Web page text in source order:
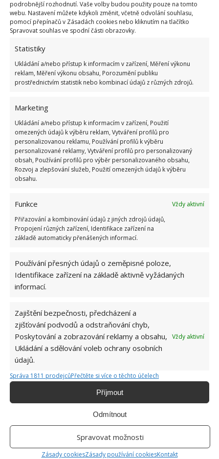
podrobnější rozhodnutí. Vaše volby budou použity pouze na tomto
webu. Nastavení můžete kdykoli změnit, včetně odvolání souhlasu,
pomocí přepínačů v Zásadách cookies nebo kliknutím na tlačítko
Spravovat souhlas ve spodní části obrazovky.
Statistiky
Ukládání a/nebo přístup k informacím v zařízení, Měření výkonu
reklam, Měření výkonu obsahu, Porozumění publiku
prostřednictvím statistik nebo kombinací údajů z různých zdrojů.
Marketing
Ukládání a/nebo přístup k informacím v zařízení, Použití
omezených údajů k výběru reklam, Vytváření profilů pro
personalizovanou reklamu, Používání profilů k výběru
personalizované reklamy, Vytváření profilů pro personalizovaný
obsah, Používání profilů pro výběr personalizovaného obsahu,
Rozvoj a zlepšování služeb, Použití omezených údajů k výběru
obsahu.
Funkce
Vždy aktivní
Přiřazování a kombinování údajů z jiných zdrojů údajů,
Propojení různých zařízení, Identifikace zařízení na
základě automaticky přenášených informací.
Používání přesných údajů o zeměpisné poloze,
Identifikace zařízení na základě aktivně vyžádaných
informací.
Zajištění bezpečnosti, předcházení a
zjišťování podvodů a odstraňování chyb,
Poskytování a zobrazování reklamy a obsahu,
Ukládání a sdělování voleb ochrany osobních
údajů.
Vždy aktivní
Správa 1811 prodejcůPřečtěte si více o těchto účelech
Příjmout
Odmítnout
Spravovat možnosti
Zásady cookiesZásady používání cookiesKontakt
Přidejte svůj názor
KOMENTOVAT
Absolvent České zemědělské
univerzity, který je již od malička
velkým kutilem. V podstatě vše, co je
možné najít v j... [Více o autorovi]
Žena si splnila sen a vyrobila si útulný příbytek
na kolech